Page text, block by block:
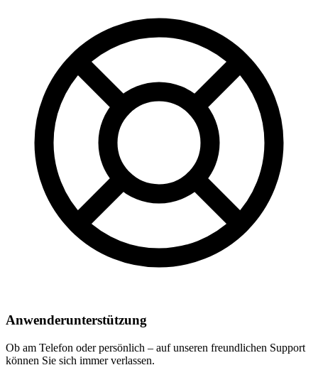
Anwenderunterstützung
Ob am Telefon oder persönlich – auf unseren freundlichen Support
können Sie sich immer verlassen.